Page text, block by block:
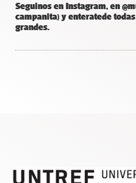
Seguinos en Instagram, en
campanita) y enteratede
grandes.